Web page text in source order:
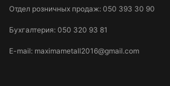
Отдел розничных продаж: 050 393 30 90
Бухгалтерия: 050 320 93 81
E-mail: maximametall2016@gmail.com